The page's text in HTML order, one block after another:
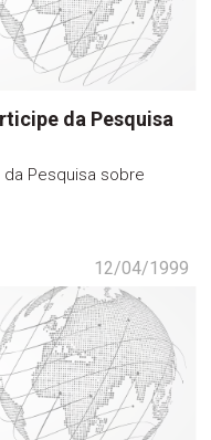
da Pesquisa
Pesquisa sobre
12/04/1999